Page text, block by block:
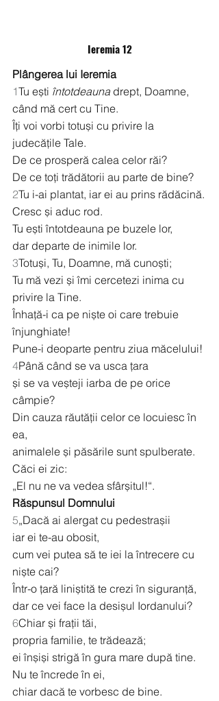
Ieremia 12
Plângerea lui Ieremia
1Tu ești întotdeauna drept, Doamne,
când mă cert cu Tine.
Îți voi vorbi totuși cu privire la
judecățile Tale.
De ce prosperă calea celor răi?
De ce toți trădătorii au parte de bine?
2Tu i-ai plantat, iar ei au prins rădăcină.
Cresc și aduc rod.
Tu ești întotdeauna pe buzele lor,
dar departe de inimile lor.
3Totuși, Tu, Doamne, mă cunoști;
Tu mă vezi și îmi cercetezi inima cu
privire la Tine.
Înhață-i ca pe niște oi care trebuie
înjunghiate!
Pune-i deoparte pentru ziua măcelului!
4Până când se va usca țara
și se va veșteji iarba de pe orice
câmpie?
Din cauza răutății celor ce locuiesc în
ea,
animalele și păsările sunt spulberate.
Căci ei zic:
„El nu ne va vedea sfârșitul!“.
Răspunsul Domnului
5„Dacă ai alergat cu pedestrașii
iar ei te-au obosit,
cum vei putea să te iei la întrecere cu
niște cai?
Într-o țară liniștită te crezi în siguranță,
dar ce vei face la desișul Iordanului?
6Chiar și frații tăi,
propria familie, te trădează;
ei înșiși strigă în gura mare după tine.
Nu te încrede în ei,
chiar dacă te vorbesc de bine.